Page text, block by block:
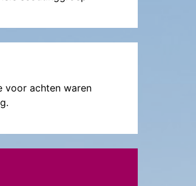
voor achten waren